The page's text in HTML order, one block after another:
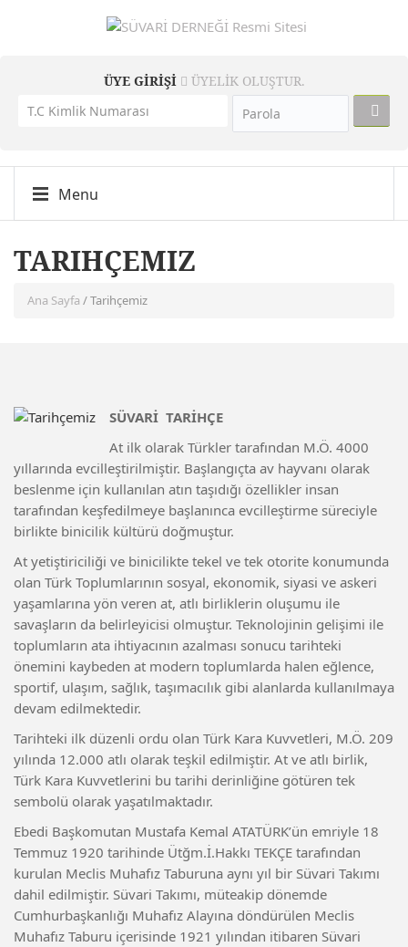
ÜYE GİRİŞİ ÜYELİK OLUŞTUR.
Menu
TARIHÇEMIZ
Ana Sayfa / Tarihçemiz
SÜVARİ TARİHÇE
At ilk olarak Türkler tarafından M.Ö. 4000
yıllarında evcilleştirilmiştir. Başlangıçta av hayvanı olarak
beslenme için kullanılan atın taşıdığı özellikler insan
tarafından keşfedilmeye başlanınca evcilleştirme süreciyle
birlikte binicilik kültürü doğmuştur.
At yetiştiriciliği ve binicilikte tekel ve tek otorite konumunda
olan Türk Toplumlarının sosyal, ekonomik, siyasi ve askeri
yaşamlarına yön veren at, atlı birliklerin oluşumu ile
savaşların da belirleyicisi olmuştur. Teknolojinin gelişimi ile
toplumların ata ihtiyacının azalması sonucu tarihteki
önemini kaybeden at modern toplumlarda halen eğlence,
sportif, ulaşım, sağlık, taşımacılık gibi alanlarda kullanılmaya
devam edilmektedir.
Tarihteki ilk düzenli ordu olan Türk Kara Kuvvetleri, M.Ö. 209
yılında 12.000 atlı olarak teşkil edilmiştir. At ve atlı birlik,
Türk Kara Kuvvetlerini bu tarihi derinliğine götüren tek
sembolü olarak yaşatılmaktadır.
Ebedi Başkomutan Mustafa Kemal ATATÜRK’ün emriyle 18
Temmuz 1920 tarihinde Ütğm.İ.Hakkı TEKÇE tarafından
kurulan Meclis Muhafız Taburuna aynı yıl bir Süvari Takımı
dahil edilmiştir. Süvari Takımı, müteakip dönemde
Cumhurbaşkanlığı Muhafız Alayına döndürülen Meclis
Muhafız Taburu içerisinde 1921 yılından itibaren Süvari